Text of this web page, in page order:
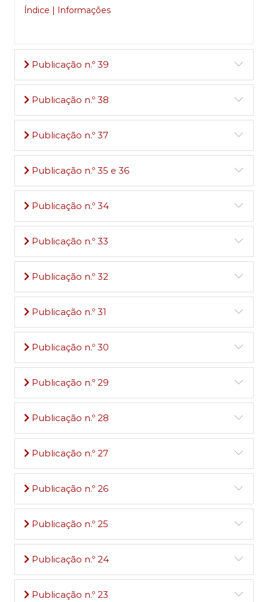
Índice | Informações
Publicação n.º 39
Publicação n.º 38
Publicação n.º 37
Publicação n.º 35 e 36
Publicação n.º 34
Publicação n.º 33
Publicação n.º 32
Publicação n.º 31
Publicação n.º 30
Publicação n.º 29
Publicação n.º 28
Publicação n.º 27
Publicação n.º 26
Publicação n.º 25
Publicação n.º 24
Publicação n.º 23